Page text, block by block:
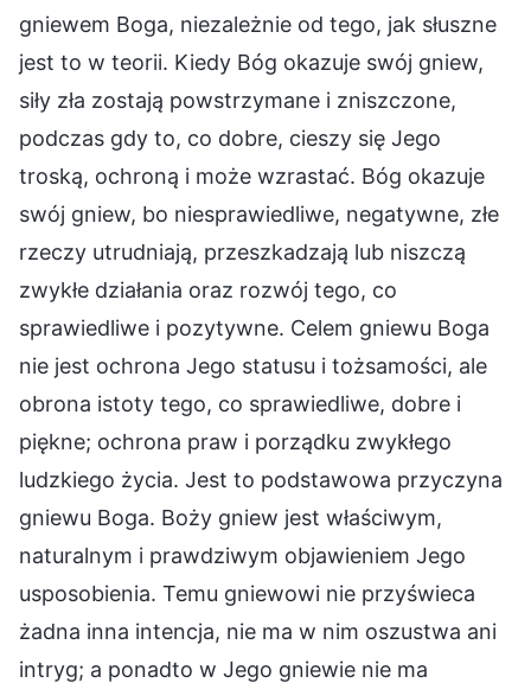
gniewem Boga, niezależnie od tego, jak słuszne
jest to w teorii. Kiedy Bóg okazuje swój gniew,
siły zła zostają powstrzymane i zniszczone,
podczas gdy to, co dobre, cieszy się Jego
troską, ochroną i może wzrastać. Bóg okazuje
swój gniew, bo niesprawiedliwe, negatywne, złe
rzeczy utrudniają, przeszkadzają lub niszczą
zwykłe działania oraz rozwój tego, co
sprawiedliwe i pozytywne. Celem gniewu Boga
nie jest ochrona Jego statusu i tożsamości, ale
obrona istoty tego, co sprawiedliwe, dobre i
piękne; ochrona praw i porządku zwykłego
ludzkiego życia. Jest to podstawowa przyczyna
gniewu Boga. Boży gniew jest właściwym,
naturalnym i prawdziwym objawieniem Jego
usposobienia. Temu gniewowi nie przyświeca
żadna inna intencja, nie ma w nim oszustwa ani
intryg; a ponadto w Jego gniewie nie ma